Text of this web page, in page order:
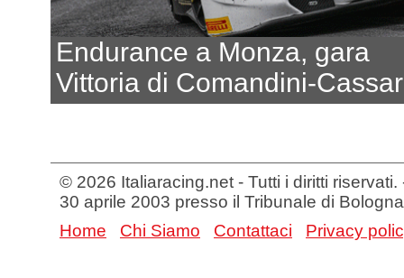
Endurance a Monza, gara
Vittoria di Comandini-
© 2026 Italiaracing.net - Tutti i diritti
30 aprile 2003 presso il Tribunale di Bologna
Home
Chi Siamo Contattaci Privacy